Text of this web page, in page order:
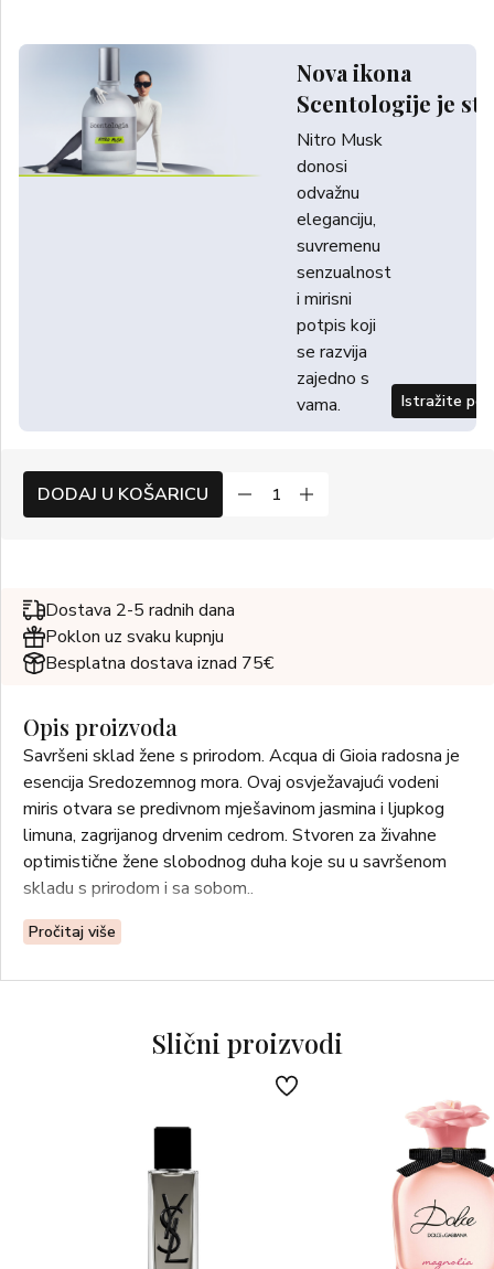
Nova ikona
Scentologije je
Nitro Musk
donosi
odvažnu
eleganciju,
suvremenu
senzualnost
i mirisni
potpis koji
se razvija
zajedno s
vama.
Istražite
DODAJ U KOŠARICU
Dostava 2-5 radnih dana
Poklon uz svaku kupnju
Besplatna dostava iznad 75€
Opis proizvoda
Savršeni sklad žene s prirodom. Acqua di Gioia radosna je
esencija Sredozemnog mora. Ovaj osvježavajući vodeni
miris otvara se predivnom mješavinom jasmina i ljupkog
limuna, zagrijanog drvenim cedrom. Stvoren za živahne
optimistične žene slobodnog duha koje su u savršenom
skladu s prirodom i sa sobom..
Pročitaj više
Slični proizvodi